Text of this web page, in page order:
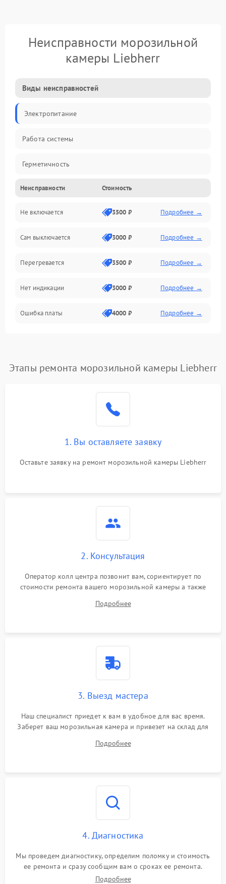
Неисправности морозильной
камеры Liebherr
Виды неисправностей
Электропитание
Работа системы
Герметичность
Механика
Неисправности Стоимость
Не включается 3500 ₽ Подробнее →
Сам выключается 3000 ₽ Подробнее →
Перегревается 3500 ₽ Подробнее →
Нет индикации 3000 ₽ Подробнее →
Ошибка платы 4000 ₽ Подробнее →
Этапы ремонта морозильной камеры Liebherr
1. Вы оставляете заявку
Оставьте заявку на ремонт морозильной камеры Liebherr
2. Консультация
Оператор колл центра позвонит вам, сориентирует по
стоимости ремонта вашего морозильной камеры а также
Подробнее
3. Выезд мастера
Наш специалист приедет к вам в удобное для вас время.
Заберет ваш морозильная камера и привезет на склад для
Подробнее
4. Диагностика
Мы проведем диагностику, определим поломку и стоимость
ее ремонта и сразу сообщим вам о сроках ее ремонта.
Подробнее